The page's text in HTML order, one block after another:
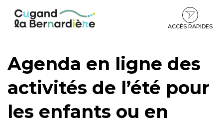
contenu
pied
ACCÈS RAPIDES
Agenda en ligne des
activités de l’été pour
les enfants ou en